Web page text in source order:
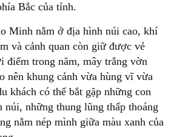
Bắc của tỉnh.
Minh nằm ở địa hình núi cao, khí
và cảnh quan còn giữ được vẻ
điểm trong năm, mây trắng vờn
nên khung cảnh vừa hùng vĩ vừa
khách có thể bắt gặp những con
núi, những thung lũng thấp thoáng
nằm nép mình giữa màu xanh của